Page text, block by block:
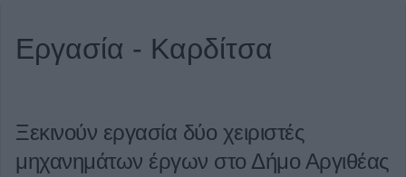
Εργασία - Καρδίτσα
Ξεκινούν εργασία δύο χειριστές
μηχανημάτων έργων στο Δήμο Αργιθέας